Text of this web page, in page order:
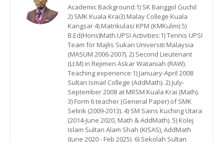
Academic Background:1) SK Banggol Guchil
2) SMK Kuala Krai3) Malay College Kuala
Kangsar 4) Matrikulasi KPM (KMKulim) 5)
B.Ed(Hons)Math.UPSI Activities:1) Tennis UPSI
Team for Majlis Sukan Universiti Malaysia
(MASUM 2006-2007). 2) Second Lieutenant
(Lt.M) in Rejimen Askar Wataniah (RAW).
Teaching experience:1) January-April 2008
Sultan Ismail College (AddMath). 2) July-
September 2008 at MRSM Kuala Krai (Math).
3) Form 6 teacher (General Paper) of SMK
Selirik (2009-2013). 4) SM Sains Kuching Utara
(2014-June 2020, Math & AddMath). 5) Kolej
Islam Sultan Alam Shah (KISAS), AddMath
(June 2020 - Feb 2025). 6) Sekolah Sultan